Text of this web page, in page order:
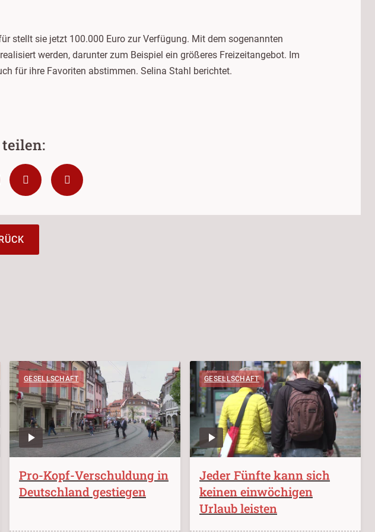
stellt sie jetzt 100.000 Euro zur Verfügung. Mit dem sogenannten
werden, darunter zum Beispiel ein größeres Freizeitangebot. Im
für ihre Favoriten abstimmen. Selina Stahl berichtet.
GESELLSCHAFT
Pro-Kopf-Verschuldung in
Deutschland gestiegen
GESELLSCHAFT
Jeder Fünfte kann sich
keinen einwöchigen
Urlaub leisten